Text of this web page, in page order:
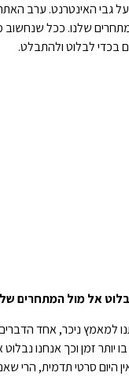
גבי האינטרנט. ערב
שלנו. ככל שנחשוב
בכדי לבלוט ולהתבלט.
אל מול המתחרים
למאמץ ניכר, אחד
יותר זמן וכך אנחנו
היום סרטי תדמית, הרי